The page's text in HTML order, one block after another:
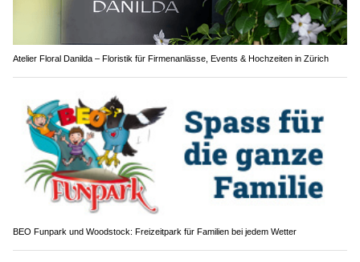
Atelier Floral Danilda – Floristik für Firmenanlässe, Events & Hochzeiten in Zürich
BEO Funpark und Woodstock: Freizeitpark für Familien bei jedem Wetter